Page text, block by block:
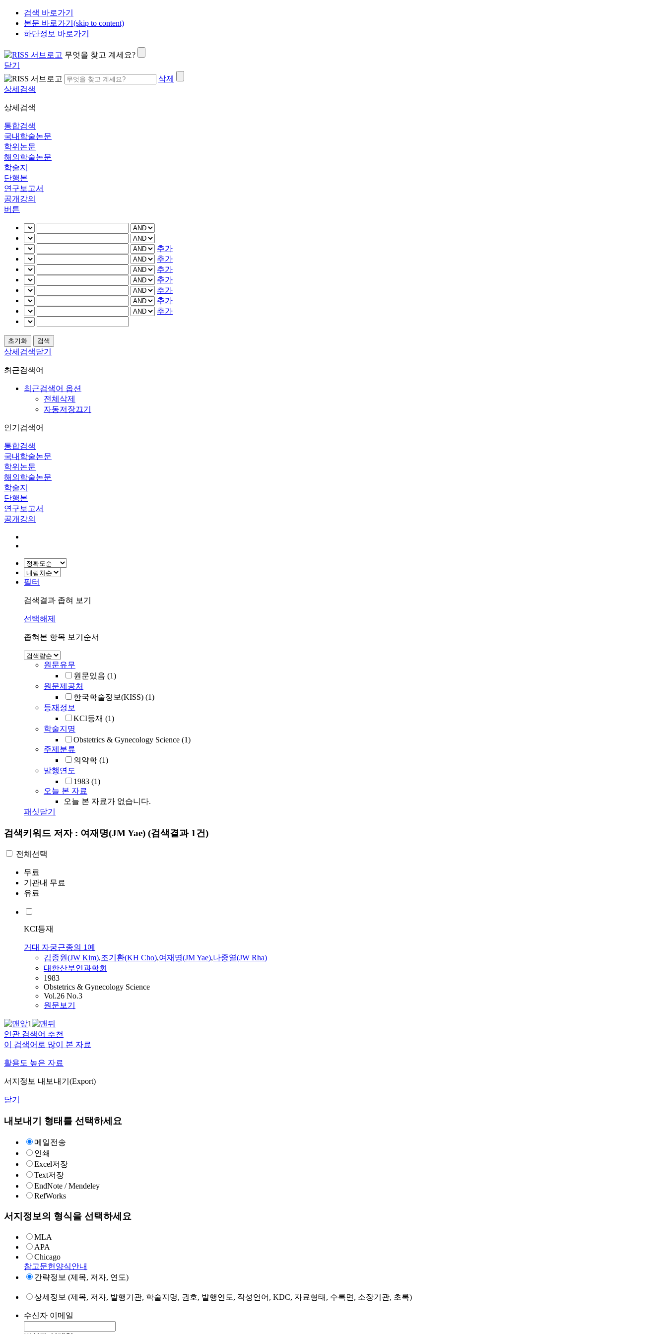
검색 바로가기
본문 바로가기(skip to content)
하단정보 바로가기
무엇을 찾고 계세요?
닫기
삭제
상세검색
상세검색
통합검색
국내학술논문
학위논문
해외학술논문
학술지
단행본
연구보고서
공개강의
버튼
추가
추가
추가
추가
추가
추가
추가
상세검색닫기
최근검색어
최근검색어 옵션
전체삭제
자동저장끄기
인기검색어
통합검색
국내학술논문
학위논문
해외학술논문
학술지
단행본
연구보고서
공개강의
필터
검색결과 좁혀 보기
선택해제
좁혀본 항목 보기순서
원문유무
원문있음 (1)
원문제공처
한국학술정보(KISS) (1)
등재정보
KCI등재 (1)
학술지명
Obstetrics & Gynecology Science (1)
주제분류
의약학 (1)
발행연도
1983 (1)
오늘 본 자료
오늘 본 자료가 없습니다.
패싯닫기
검색키워드 저자 : 여재명(JM Yae) (검색결과 1건)
전체선택
무료
기관내 무료
유료
KCI등재
거대 자궁근종의 1예
김종원(JW Kim),조기환(KH Cho),여재명(JMYae),나중열(JW Rha)
대한산부인과학회
1983
Obstetrics & Gynecology Science
Vol.26 No.3
원문보기
1
연관 검색어 추천
이 검색어로 많이 본 자료
활용도 높은 자료
서지정보 내보내기(Export)
닫기
내보내기 형태를 선택하세요
메일전송
인쇄
Excel저장
Text저장
EndNote / Mendeley
RefWorks
서지정보의 형식을 선택하세요
MLA
APA
Chicago
참고문헌양식안내
간략정보 (제목, 저자, 연도)
상세정보 (제목, 저자, 발행기관, 학술지명, 권호, 발행연도, 작성언어, KDC, 자료형태, 수록면, 소장기관, 초록)
수신자 이메일